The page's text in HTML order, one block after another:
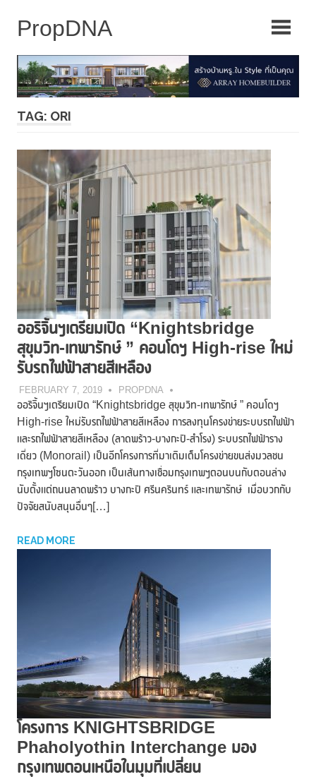
TAG: ORI
ออริจิ้นฯเตรียมเปิด “Knightsbridge
สุขุมวิท-เทพารักษ์ ” คอนโดฯ High-rise ใหม่
รับรถไฟฟ้าสายสีเหลือง
FEBRUARY 7, 2019 PROPDNA
ออริจิ้นฯเตรียมเปิด “Knightsbridge สุขุมวิท-เทพารักษ์ ” คอนโดฯ
High-rise ใหม่รับรถไฟฟ้าสายสีเหลือง การลงทุนโครงข่ายระบบรถไฟฟ้า
และรถไฟฟ้าสายสีเหลือง (ลาดพร้าว-บางกะปิ-สำโรง) ระบบรถไฟฟ้าราง
เดี่ยว (Monorail) เป็นอีกโครงการที่มาเติมเต็มโครงข่ายขนส่งมวลชน
กรุงเทพฯโซนตะวันออก เป็นเส้นทางเชื่อมกรุงเทพฯตอนบนกับตอนล่าง
นับตั้งแต่ถนนลาดพร้าว บางกะปิ ศรีนครินทร์ และเทพารักษ์ เมื่อบวกกับ
ปัจจัยสนับสนุนอื่นๆ[…]
READ MORE
โครงการ KNIGHTSBRIDGE
Phaholyothin Interchange มอง
กรุงเทพตอนเหนือในมุมที่เปลี่ยน